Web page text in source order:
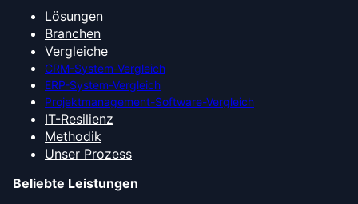
Lösungen
Branchen
Vergleiche
CRM-System-Vergleich
ERP-System-Vergleich
Projektmanagement-Software-Vergleich
IT-Resilienz
Methodik
Unser Prozess
Beliebte Leistungen